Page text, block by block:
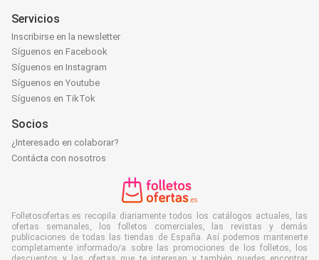
Servicios
Inscribirse en la newsletter
Síguenos en Facebook
Síguenos en Instagram
Síguenos en Youtube
Síguenos en TikTok
Socios
¿Interesado en colaborar?
Contácta con nosotros
Folletosofertas.es recopila diariamente todos los catálogos actuales, las
ofertas semanales, los folletos comerciales, las revistas y demás
publicaciones de todas las tiendas de España. Así podemos mantenerte
completamente informado/a sobre las promociones de los folletos, los